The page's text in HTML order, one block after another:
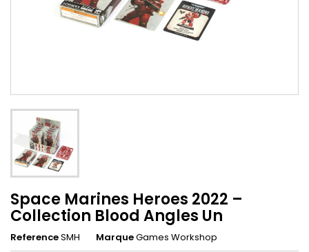
Space Marines Heroes 2022 –
Collection Blood Angles Un
ReferenceSMH MarqueGames Workshop